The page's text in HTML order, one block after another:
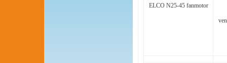
ELCO N25-45 fanmotor